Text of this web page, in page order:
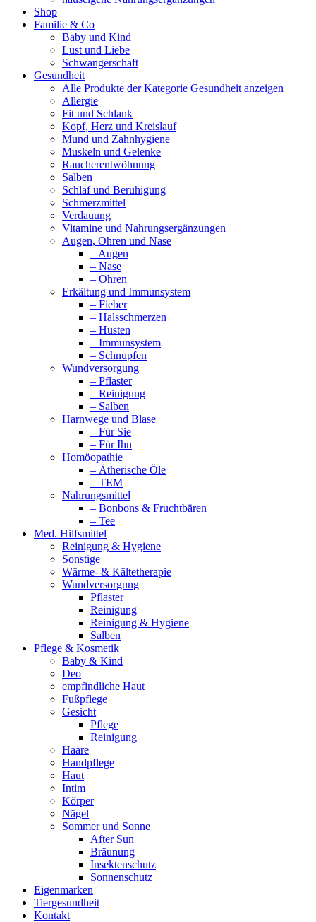
Shop
Familie & Co
Baby und Kind
Lust und Liebe
Schwangerschaft
Gesundheit
Alle Produkte der Kategorie Gesundheit anzeigen
Allergie
Fit und Schlank
Kopf, Herz und Kreislauf
Mund und Zahnhygiene
Muskeln und Gelenke
Raucherentwöhnung
Salben
Schlaf und Beruhigung
Schmerzmittel
Verdauung
Vitamine und Nahrungsergänzungen
Augen, Ohren und Nase
– Augen
– Nase
– Ohren
Erkältung und Immunsystem
– Fieber
– Halsschmerzen
– Husten
– Immunsystem
– Schnupfen
Wundversorgung
– Pflaster
– Reinigung
– Salben
Harnwege und Blase
– Für Sie
– Für Ihn
Homöopathie
– Ätherische Öle
– TEM
Nahrungsmittel
– Bonbons & Fruchtbären
– Tee
Med. Hilfsmittel
Reinigung & Hygiene
Sonstige
Wärme- & Kältetherapie
Wundversorgung
Pflaster
Reinigung
Reinigung & Hygiene
Salben
Pflege & Kosmetik
Baby & Kind
Deo
empfindliche Haut
Fußpflege
Gesicht
Pflege
Reinigung
Haare
Handpflege
Haut
Intim
Körper
Nägel
Sommer und Sonne
After Sun
Bräunung
Insektenschutz
Sonnenschutz
Eigenmarken
Tiergesundheit
Kontakt